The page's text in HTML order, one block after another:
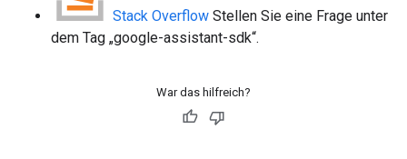
Stack Overflow Stellen Sie eine Frage unter
dem Tag „google-assistant-sdk“.
War das hilfreich?